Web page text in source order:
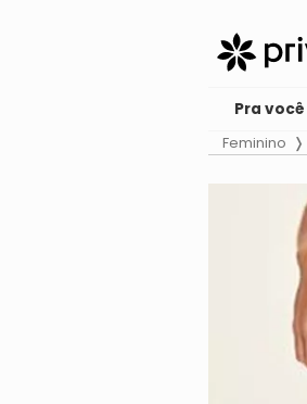
Pra você
Feminino